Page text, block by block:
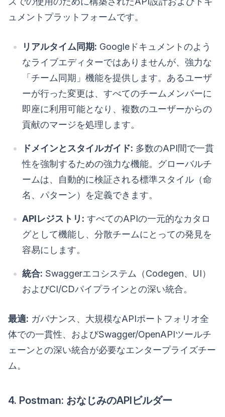
ュメントプラットフォームです。
リアルタイム同期: Googleドキュメントのよう
なライブエディターではありませんが、強力な
「チーム同期」機能を提供します。あるユーザ
ーが行った変更は、すべてのチームメンバーに
即座に利用可能となり、複数のユーザーからの
貢献のマージを処理します。
ドメインとスタイルガイド: 多数のAPI間で一貫
性を強制するための強力な機能。グローバルチ
ームは、自動的に検証される標準スタイル（命
名、パターン）を定義できます。
APIレジストリ: すべてのAPIの一元的なカタロ
グとして機能し、分散チームにとっての発見を
容易にします。
統合: Swaggerエコシステム（Codegen、UI）
およびCI/CDパイプラインとの深い統合。
最適: ガバナンス、大規模なAPIポートフォリオ全
体での一貫性、およびSwagger/OpenAPIツールチ
ェーンとの深い統合が必要なエンタープライズチー
ム。
4. Postman: おなじみのAPIビルダー